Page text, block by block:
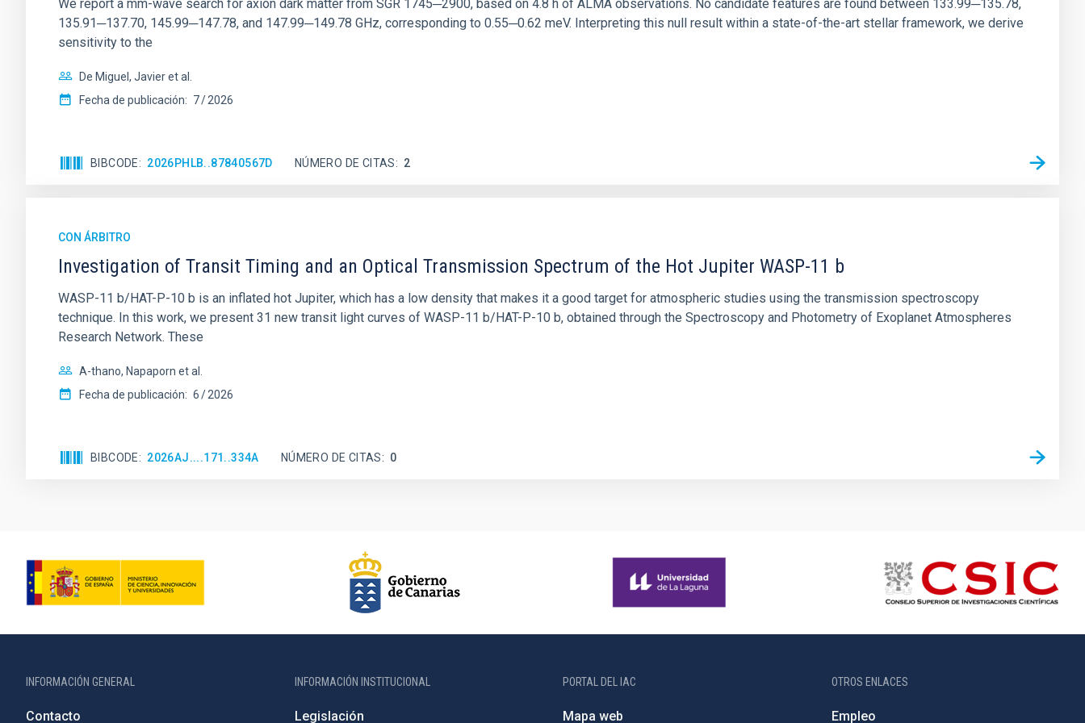
We report a mm-wave search for axion dark matter from SGR 1745─2900, based on 4.8 h of ALMA observations. No candidate features are found between 133.99─135.78,
135.91─137.70, 145.99─147.78, and 147.99─149.78 GHz, corresponding to 0.55─0.62 meV. Interpreting this null result within a state-of-the-art stellar framework, we derive
sensitivity to the
De Miguel, Javier et al.
Fecha de publicación: 7 2026
BIBCODE 2026PHLB..87840567D NÚMERO DE CITAS 2
CON ÁRBITRO
Investigation of Transit Timing and an Optical Transmission Spectrum of the Hot Jupiter WASP-11 b
WASP-11 b/HAT-P-10 b is an inflated hot Jupiter, which has a low density that makes it a good target for atmospheric studies using the transmission spectroscopy
technique. In this work, we present 31 new transit light curves of WASP-11 b/HAT-P-10 b, obtained through the Spectroscopy and Photometry of Exoplanet Atmospheres
Research Network. These
A-thano, Napaporn et al.
Fecha de publicación: 6 2026
BIBCODE 2026AJ....171..334A NÚMERO DE CITAS 0
INFORMACIÓN GENERAL
Contacto
INFORMACIÓN INSTITUCIONAL
Legislación
PORTAL DEL IAC
Mapa web
OTROS ENLACES
Empleo